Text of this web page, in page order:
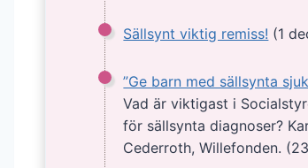
Sällsynt viktig remiss! (1
”Ge barn med sällsynta
Vad är viktigast i
för sällsynta diagnoser?
Cederroth, Willefonden.